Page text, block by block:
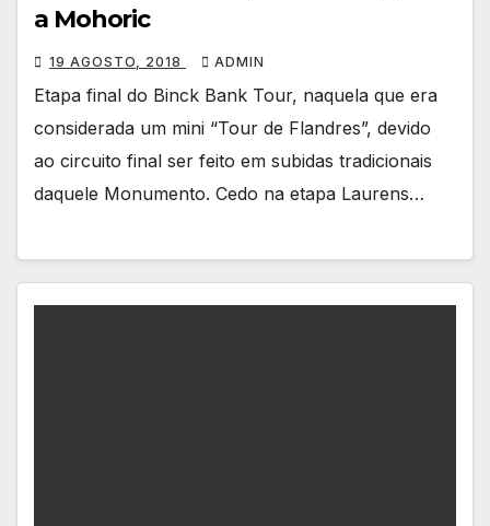
a Mohoric
19 AGOSTO, 2018 ADMIN
Etapa final do Binck Bank Tour, naquela que era
considerada um mini “Tour de Flandres”, devido
ao circuito final ser feito em subidas tradicionais
daquele Monumento. Cedo na etapa Laurens…